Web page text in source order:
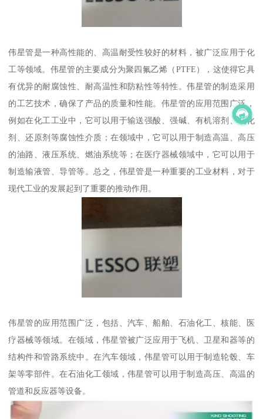
伟星管是一种高性能的、高温耐受性较好的材料，被广泛应用于化
工等领域。伟星管的主要成分为聚四氟乙烯（PTFE），这使得它具
有优异的耐腐蚀性、耐高温性和防粘性等特性。伟星管的制造采用
的工艺技术，确保了产品的质量和性能。伟星管的应用范围广泛，
例如在化工工业中，它可以用于输送强酸、强碱、有机溶剂、氧化
剂、还原剂等腐蚀性介质；在领域中，它可以用于制造高温、高压
的油路、液压系统、燃油系统等；在医疗器械领域中，它可以用于
制造输液管、导管等。总之，伟星管是一种重要的工业材料，对于
现代工业的发展起到了重要的推动作用。
伟星管的应用范围广泛，包括、汽车、船舶、石油化工、核能、医
疗器械等领域。在领域，伟星管被广泛应用于飞机、卫星和器等的
结构件和管路系统中。在汽车领域，伟星管可以用于制造轮毂、车
架等零部件。在石油化工领域，伟星管可以用于制造高压、高温的
管道和反应器等设备。